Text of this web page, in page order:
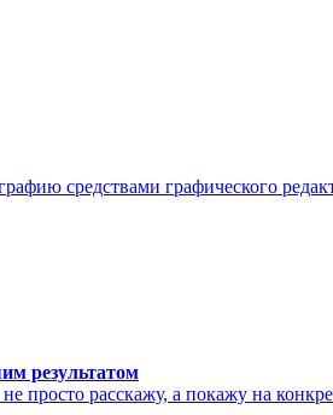
средствами графического
результатом
просто расскажу, а покажу на